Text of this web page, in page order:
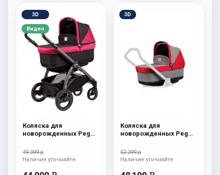
3D
Видео
Коляска для
новорожденных Peg
(шасси White/Black)
Fleur
49 399 р
Наличие уточняйте
3D
Коляска для
новорожденных Peg
Pop-Up) Tulip
52 399 р
Наличие уточняйте